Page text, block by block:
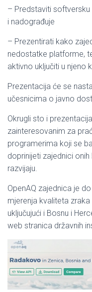
– Predstaviti
i nadograđuje
– Prezentirati kako
nedostatke platforme,
aktivno uključiti u njeno
Prezentacija će se
učesnicima o javno
Okrugli sto i
zainteresovanim za
programerima koji se
doprinijeti zajednici
razvijaju.
OpenAQ zajednica je
mjerenja kvaliteta
uključujući i Bosnu i
web stranica državnih